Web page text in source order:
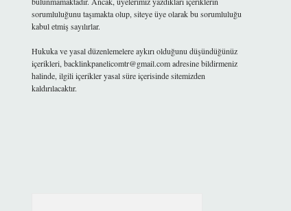
sorumluluğunu taşımakta olup, siteye üye olarak bu sorumluluğu
kabul etmiş sayılırlar.
Hukuka ve yasal düzenlemelere aykırı olduğunu düşündüğünüz
içerikleri, backlinkpanelicomtr@gmail.comadresine bildirmeniz
halinde, ilgili içerikler yasal süre içerisinde sitemizden
kaldırılacaktır.